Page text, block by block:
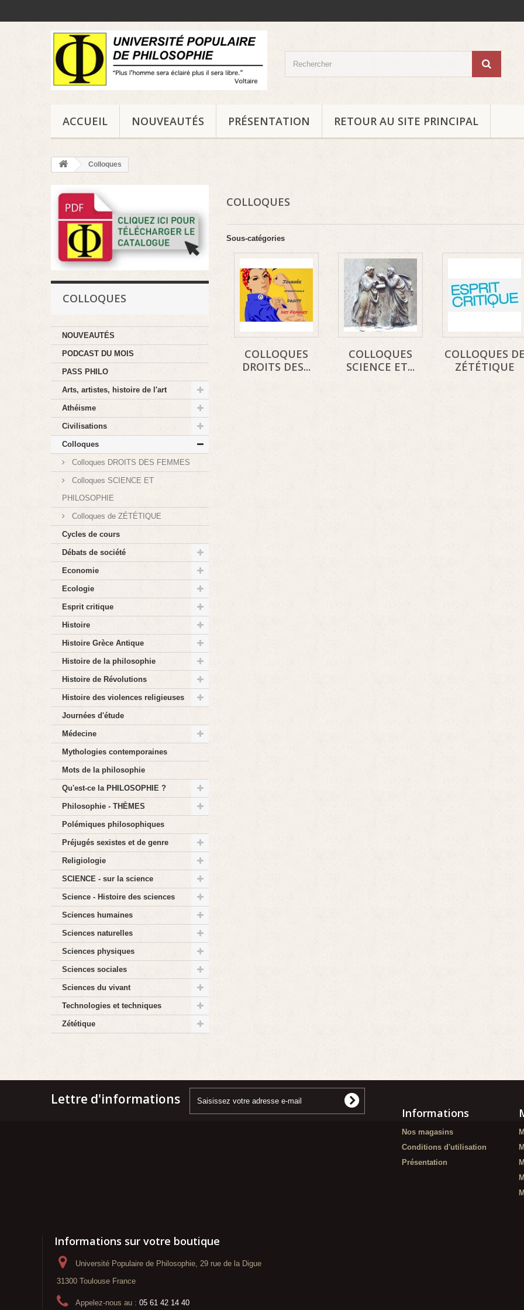
ACCUEIL NOUVEAUTÉS PRÉSENTATION RETOUR AU SITE PRINCIPAL
Colloques
COLLOQUES
NOUVEAUTÉS
PODCAST DU MOIS
PASS PHILO
Arts, artistes, histoire de l'art
Athéisme
Civilisations
Colloques
Colloques DROITS DES FEMMES
Colloques SCIENCE ET
PHILOSOPHIE
Colloques de ZÉTÉTIQUE
Cycles de cours
Débats de société
Economie
Ecologie
Esprit critique
Histoire
Histoire Grèce Antique
Histoire de la philosophie
Histoire de Révolutions
Histoire des violences religieuses
Journées d'étude
Médecine
Mythologies contemporaines
Mots de la philosophie
Qu'est-ce la PHILOSOPHIE ?
Philosophie - THÈMES
Polémiques philosophiques
Préjugés sexistes et de genre
Religiologie
SCIENCE - sur la science
Science - Histoire des sciences
Sciences humaines
Sciences naturelles
Sciences physiques
Sciences sociales
Sciences du vivant
Technologies et techniques
Zététique
COLLOQUES
Sous-catégories
COLLOQUES
DROITS DES...
COLLOQUES
SCIENCE ET...
COLLOQUES
ZÉTÉTIQUE
Lettre d'informations
Informations
Nos magasins
Conditions d'utilisation
Présentation
Informations sur votre boutique
Université Populaire de Philosophie, 29 rue de la Digue
31300 Toulouse France
Appelez-nous au : 05 61 42 14 40